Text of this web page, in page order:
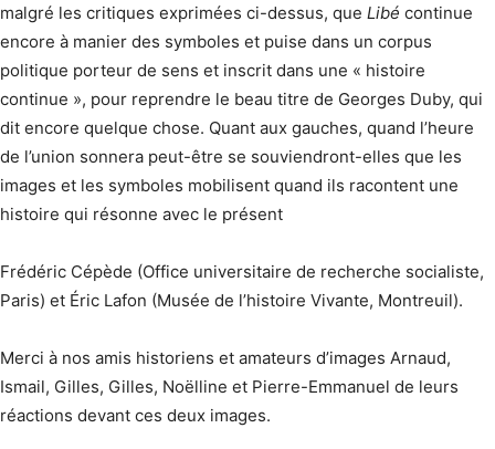
malgré les critiques exprimées ci-dessus, que Libé continue
encore à manier des symboles et puise dans un corpus
politique porteur de sens et inscrit dans une « histoire
continue », pour reprendre le beau titre de Georges Duby, qui
dit encore quelque chose. Quant aux gauches, quand l’heure
de l’union sonnera peut-être se souviendront-elles que les
images et les symboles mobilisent quand ils racontent une
histoire qui résonne avec le présent
Frédéric Cépède (Office universitaire de recherche socialiste,
Paris) et Éric Lafon (Musée de l’histoire Vivante, Montreuil).
Merci à nos amis historiens et amateurs d’images Arnaud,
Ismail, Gilles, Gilles, Noëlline et Pierre-Emmanuel de leurs
réactions devant ces deux images.